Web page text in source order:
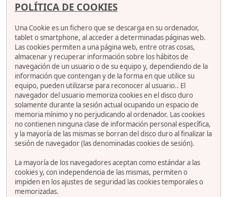
POLÍTICA DE COOKIES
Una Cookie es un fichero que se descarga en su ordenador,
tablet o smartphone, al acceder a determinadas páginas web.
Las cookies permiten a una página web, entre otras cosas,
almacenar y recuperar información sobre los hábitos de
navegación de un usuario o de su equipo y, dependiendo de la
información que contengan y de la forma en que utilice su
equipo, pueden utilizarse para reconocer al usuario.. El
navegador del usuario memoriza cookies en el disco duro
solamente durante la sesión actual ocupando un espacio de
memoria mínimo y no perjudicando al ordenador. Las cookies
no contienen ninguna clase de información personal específica,
y la mayoría de las mismas se borran del disco duro al finalizar la
sesión de navegador (las denominadas cookies de sesión).
La mayoría de los navegadores aceptan como estándar a las
cookies y, con independencia de las mismas, permiten o
impiden en los ajustes de seguridad las cookies temporales o
memorizadas.